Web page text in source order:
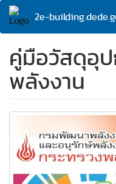
Skip
main
content
2e-
คู่มือวัสดุอุ
พลังงาน